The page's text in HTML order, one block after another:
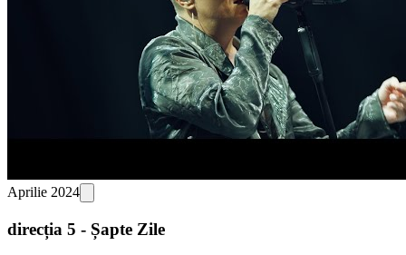
Aprilie 2024
direcția 5 - Șapte Zile